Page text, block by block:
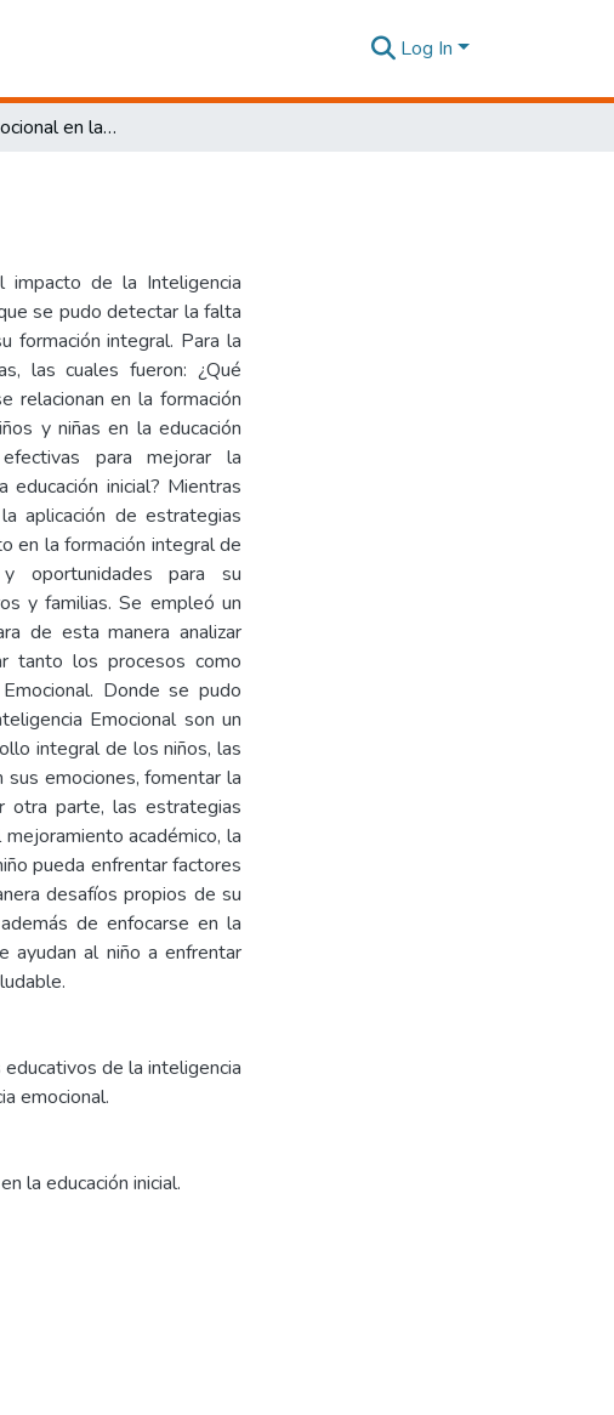
Log In
Inteligencia emocional en la educación inicial
de la Inteligencia
se pudo detectar la falta
formación integral. Para la
las cuales fueron: ¿Qué
relacionan en la formación
y niñas en la educación
para mejorar la
inicial? Mientras
aplicación de estrategias
en la formación integral de
oportunidades para su
y familias. Se empleó un
de esta manera analizar
tanto los procesos como
Donde se pudo
Emocional son un
integral de los niños, las
emociones, fomentar la
otra parte, las estrategias
académico, la
pueda enfrentar factores
desafíos propios de su
de enfocarse en la
ayudan al niño a enfrentar
de la inteligencia
emocional.
la educación inicial.